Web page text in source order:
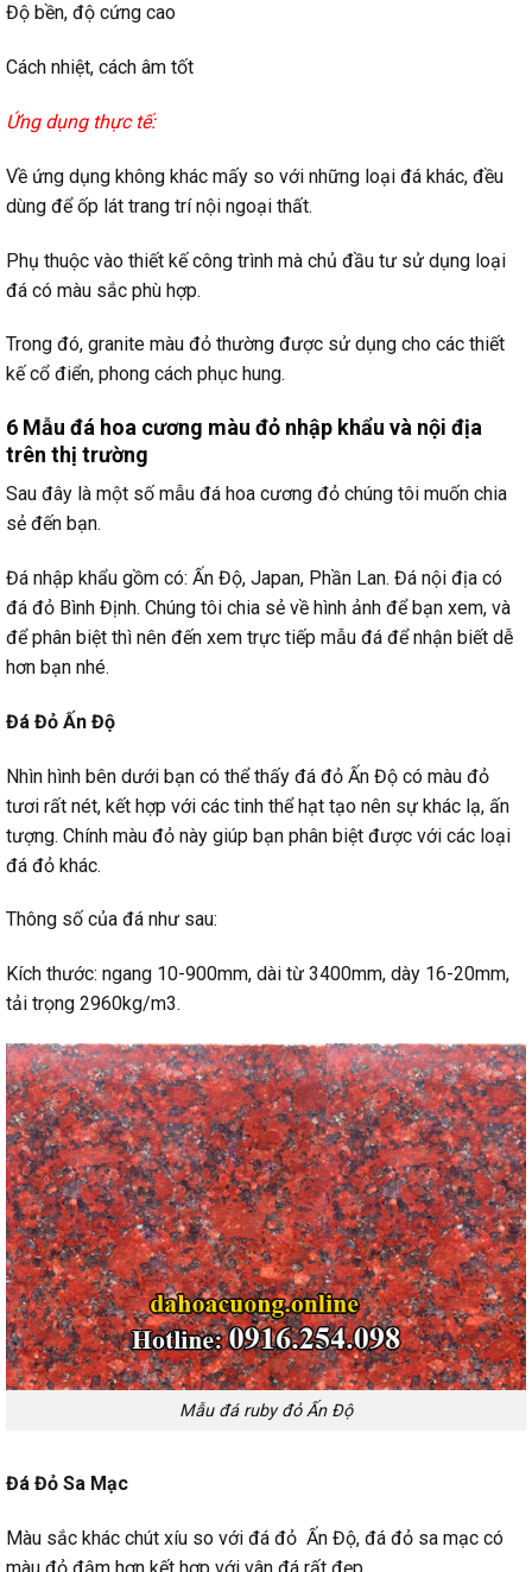
Độ bền, độ cứng cao
Cách nhiệt, cách âm tốt
Ứng dụng thực tế:
Về ứng dụng không khác mấy so với những loại đá khác, đều
dùng để ốp lát trang trí nội ngoại thất.
Phụ thuộc vào thiết kế công trình mà chủ đầu tư sử dụng loại
đá có màu sắc phù hợp.
Trong đó, granite màu đỏ thường được sử dụng cho các thiết
kế cổ điển, phong cách phục hung.
6 Mẫu đá hoa cương màu đỏ nhập khẩu và nội địa
trên thị trường
Sau đây là một số mẫu đá hoa cương đỏ chúng tôi muốn chia
sẻ đến bạn.
Đá nhập khẩu gồm có: Ấn Độ, Japan, Phần Lan. Đá nội địa có
đá đỏ Bình Định. Chúng tôi chia sẻ về hình ảnh để bạn xem, và
để phân biệt thì nên đến xem trực tiếp mẫu đá để nhận biết dễ
hơn bạn nhé.
Đá Đỏ Ấn Độ
Nhìn hình bên dưới bạn có thể thấy đá đỏ Ấn Độ có màu đỏ
tươi rất nét, kết hợp với các tinh thể hạt tạo nên sự khác lạ, ấn
tượng. Chính màu đỏ này giúp bạn phân biệt được với các loại
đá đỏ khác.
Thông số của đá như sau:
Kích thước: ngang 10-900mm, dài từ 3400mm, dày 16-20mm,
tải trọng 2960kg/m3.
Mẫu đá ruby đỏ Ấn Độ
Đá Đỏ Sa Mạc
Màu sắc khác chút xíu so với đá đỏ Ấn Độ, đá đỏ sa mạc có